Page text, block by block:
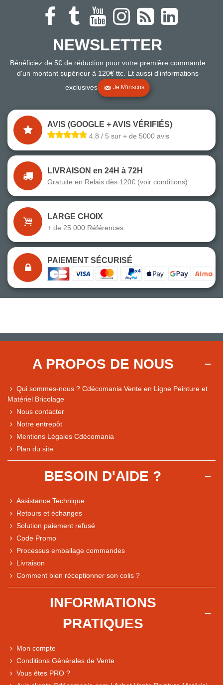
Comparaison des performances du magasin
Express, Chez vous, Point relais, Retrait magasin
NEWSLETTER
Bénéficiez de 5€ de réduction pour votre première commande
d'un montant supérieur à 120€ ttc. Et aussi d'informations
exclusives
Je M'inscris
AVIS (GOOGLE + AVIS VÉRIFIÉS)
4.8 / 5 sur + de 5000 avis
LIVRAISON en 24H à 72H
Gratuite en Relais dès 120€ (voir conditions)
LARGE CHOIX
+ de 25 000 Références
PAIEMENT SÉCURISÉ
A PROPOS DE NOUS
Qui sommes-nous ? Cdécomania Vente en Ligne Peinture et
Matériel Bricolage
Nous contacter
Notre entrepôt
Mentions Légales Cdécomania
Plan du site
BESOIN D'AIDE ?
Assistance Technique
Retours et échanges
Solution paiement refusé
Code Promo
Processus emballage commandes
Livraison
Comment bien réceptionner son colis ?
INFORMATIONS
PRATIQUES
Mon compte
Conditions Générales de Vente
Vous êtes PRO ?